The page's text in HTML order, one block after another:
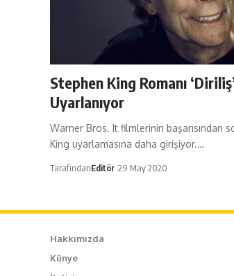
Stephen King Romanı
Uyarlanıyor
Warner Bros. It filmlerinin başarısından
King uyarlamasına daha girişiyor.…
TarafındanEditör 29 May 2020
Hakkımızda
Künye